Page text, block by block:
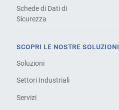
Schede di Dati di
Sicurezza
SCOPRI LE NOSTRE SOLUZIONI
Soluzioni
Settori Industriali
Servizi